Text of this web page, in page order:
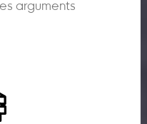
arguments